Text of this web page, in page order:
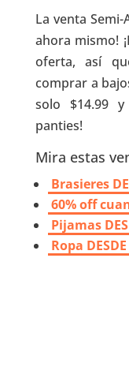
La venta Semi-
ahora mismo!
oferta, así
comprar a
solo $14.99
panties!
Mira estas
Brasieres
60% off
Pijamas
Ropa